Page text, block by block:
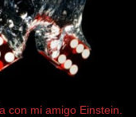
mi amigo Einstein.